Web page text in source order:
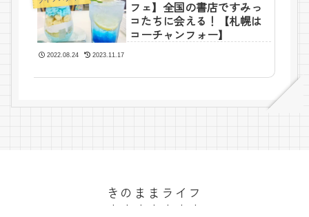
フェ】全国の書店ですみっ
コたちに会える！【札幌は
コーチャンフォー】
2022.08.24 2023.11.17
きのままライフ